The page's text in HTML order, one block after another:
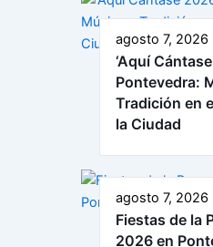
agosto 7, 2026
‘Aquí
Pontevedra:
Tradición en
la Ciudad
agosto 7, 2026
Fiestas de la
2026 en